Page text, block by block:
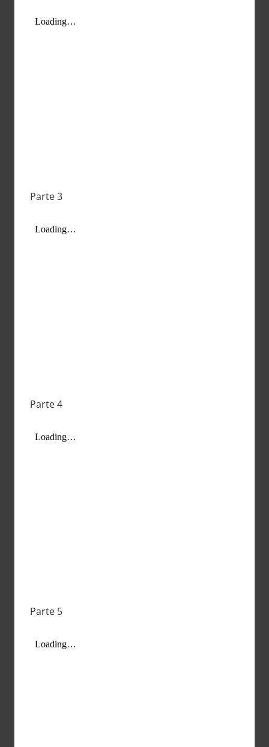
Parte 3
Parte 4
Parte 5